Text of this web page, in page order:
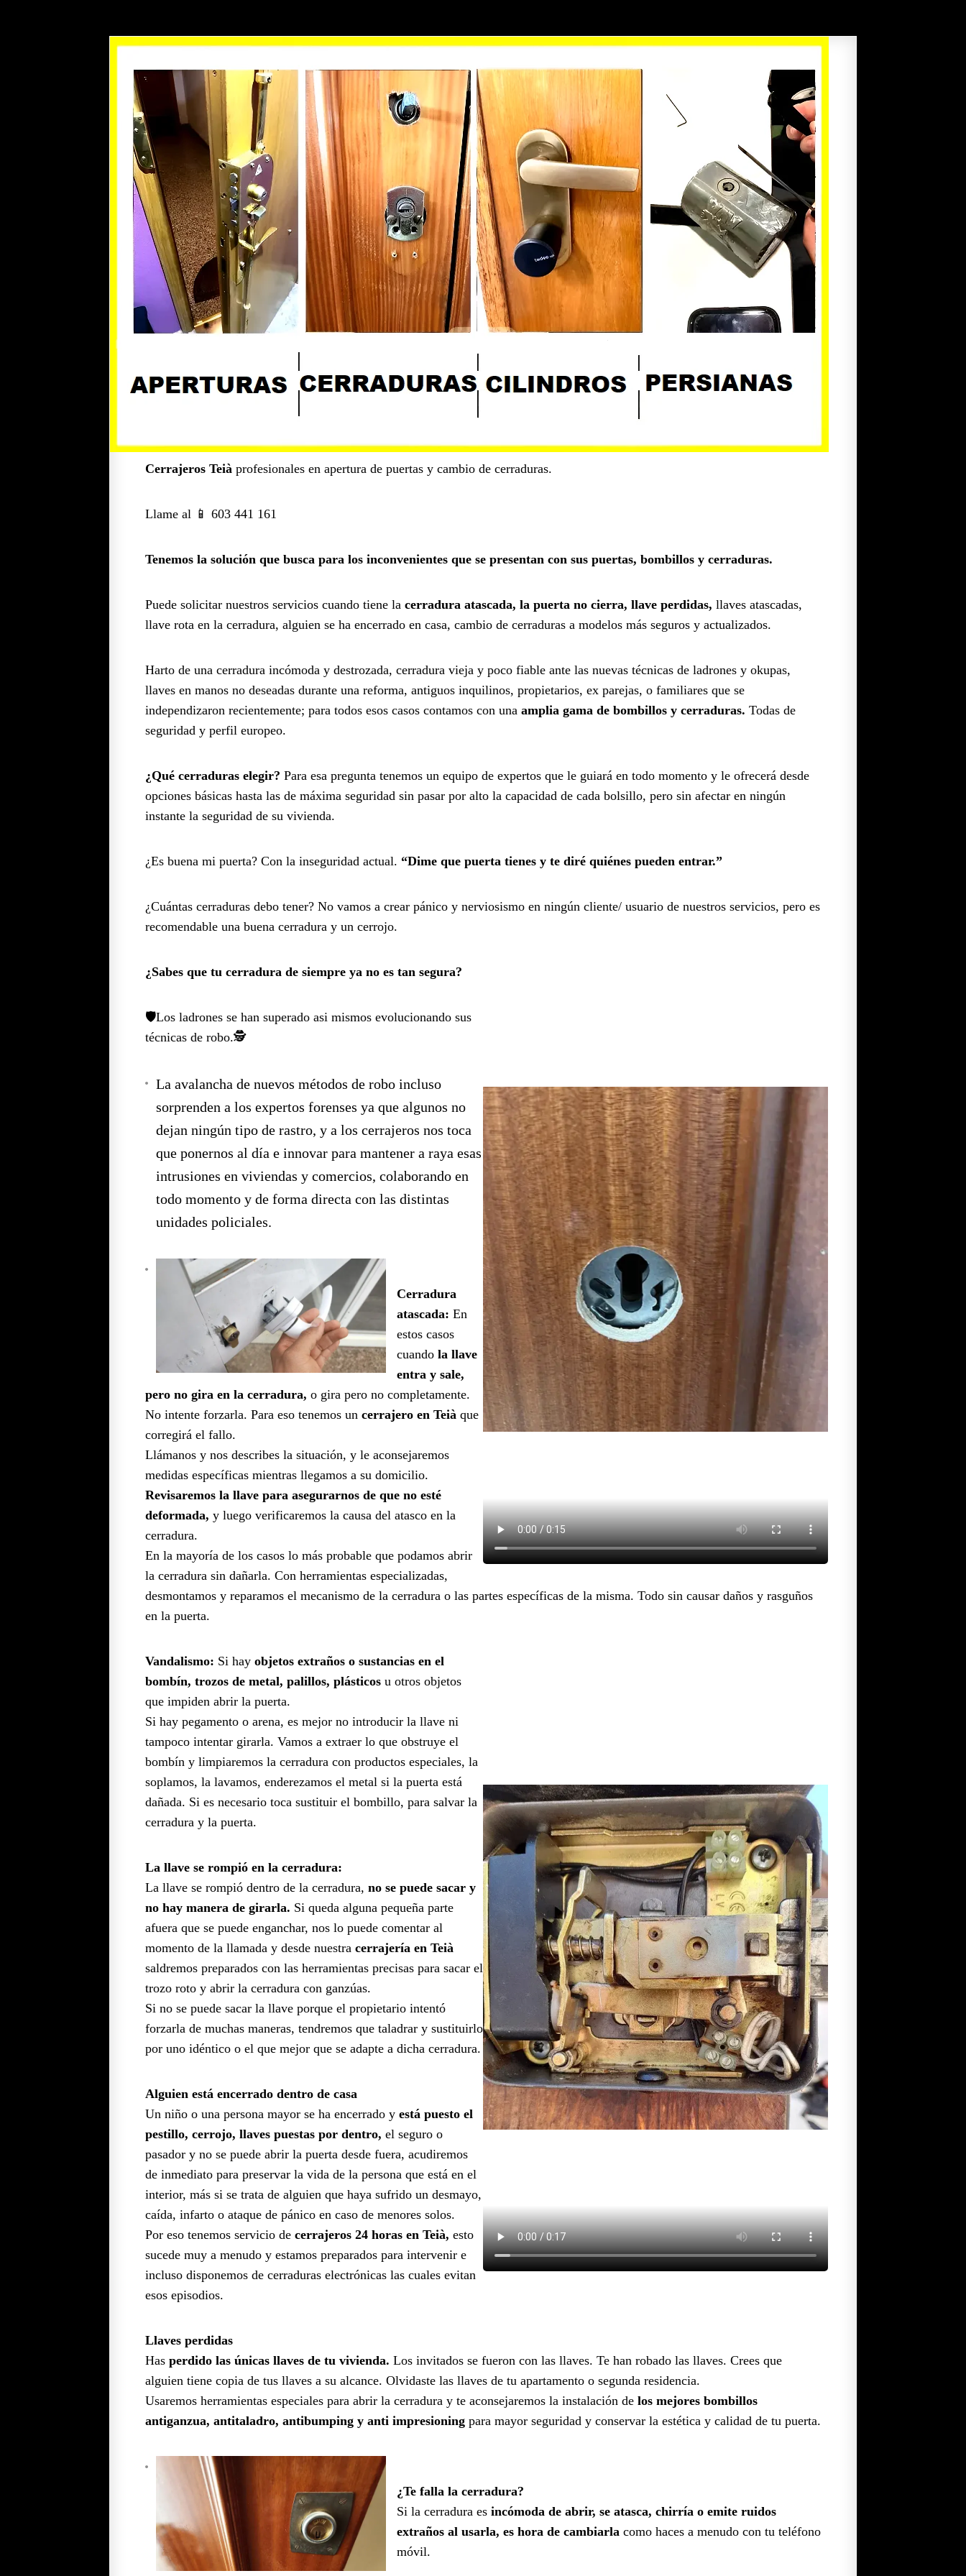
Cerrajeros Teià profesionales en apertura de puertas y cambio de cerraduras.
Llame al 📱 603 441 161
Tenemos la solución que busca para los inconvenientes que se presentan con sus puertas, bombillos y cerraduras.
Puede solicitar nuestros servicios cuando tiene la cerradura atascada, la puerta no cierra, llave perdidas, llaves atascadas,
llave rota en la cerradura, alguien se ha encerrado en casa, cambio de cerraduras a modelos más seguros y actualizados.
Harto de una cerradura incómoda y destrozada, cerradura vieja y poco fiable ante las nuevas técnicas de ladrones y okupas,
llaves en manos no deseadas durante una reforma, antiguos inquilinos, propietarios, ex parejas, o familiares que se
independizaron recientemente; para todos esos casos contamos con una amplia gama de bombillos y cerraduras. Todas de
seguridad y perfil europeo.
¿Qué cerraduras elegir? Para esa pregunta tenemos un equipo de expertos que le guiará en todo momento y le ofrecerá desde
opciones básicas hasta las de máxima seguridad sin pasar por alto la capacidad de cada bolsillo, pero sin afectar en ningún
instante la seguridad de su vivienda.
¿Es buena mi puerta? Con la inseguridad actual. “Dime que puerta tienes y te diré quiénes pueden entrar.”
¿Cuántas cerraduras debo tener? No vamos a crear pánico y nerviosismo en ningún cliente/ usuario de nuestros servicios, pero es
recomendable una buena cerradura y un cerrojo.
¿Sabes que tu cerradura de siempre ya no es tan segura?
🛡️Los ladrones se han superado asi mismos evolucionando sus
técnicas de robo.🕵️
La avalancha de nuevos métodos de robo incluso
sorprenden a los expertos forenses ya que algunos no
dejan ningún tipo de rastro, y a los cerrajeros nos toca
que ponernos al día e innovar para mantener a raya esas
intrusiones en viviendas y comercios, colaborando en
todo momento y de forma directa con las distintas
unidades policiales.
Cerradura
atascada: En
estos casos
cuando la llave
entra y sale,
pero no gira en la cerradura, o gira pero no completamente.
No intente forzarla. Para eso tenemos un cerrajero en Teià que
corregirá el fallo.
Llámanos y nos describes la situación, y le aconsejaremos
medidas específicas mientras llegamos a su domicilio.
Revisaremos la llave para asegurarnos de que no esté
deformada, y luego verificaremos la causa del atasco en la
cerradura.
En la mayoría de los casos lo más probable que podamos abrir
la cerradura sin dañarla. Con herramientas especializadas,
desmontamos y reparamos el mecanismo de la cerradura o las partes específicas de la misma. Todo sin causar daños y rasguños
en la puerta.
Vandalismo: Si hay objetos extraños o sustancias en el
bombín, trozos de metal, palillos, plásticos u otros objetos
que impiden abrir la puerta.
Si hay pegamento o arena, es mejor no introducir la llave ni
tampoco intentar girarla. Vamos a extraer lo que obstruye el
bombín y limpiaremos la cerradura con productos especiales, la
soplamos, la lavamos, enderezamos el metal si la puerta está
dañada. Si es necesario toca sustituir el bombillo, para salvar la
cerradura y la puerta.
La llave se rompió en la cerradura:
La llave se rompió dentro de la cerradura, no se puede sacar y
no hay manera de girarla. Si queda alguna pequeña parte
afuera que se puede enganchar, nos lo puede comentar al
momento de la llamada y desde nuestra cerrajería en Teià
saldremos preparados con las herramientas precisas para sacar el
trozo roto y abrir la cerradura con ganzúas.
Si no se puede sacar la llave porque el propietario intentó
forzarla de muchas maneras, tendremos que taladrar y sustituirlo
por uno idéntico o el que mejor que se adapte a dicha cerradura.
Alguien está encerrado dentro de casa
Un niño o una persona mayor se ha encerrado y está puesto el
pestillo, cerrojo, llaves puestas por dentro, el seguro o
pasador y no se puede abrir la puerta desde fuera, acudiremos
de inmediato para preservar la vida de la persona que está en el
interior, más si se trata de alguien que haya sufrido un desmayo,
caída, infarto o ataque de pánico en caso de menores solos.
Por eso tenemos servicio de cerrajeros 24 horas en Teià, esto
sucede muy a menudo y estamos preparados para intervenir e
incluso disponemos de cerraduras electrónicas las cuales evitan
esos episodios.
Llaves perdidas
Has perdido las únicas llaves de tu vivienda. Los invitados se fueron con las llaves. Te han robado las llaves. Crees que
alguien tiene copia de tus llaves a su alcance. Olvidaste las llaves de tu apartamento o segunda residencia.
Usaremos herramientas especiales para abrir la cerradura y te aconsejaremos la instalación de los mejores bombillos
antiganzua, antitaladro, antibumping y anti impresioning para mayor seguridad y conservar la estética y calidad de tu puerta.
¿Te falla la cerradura?
Si la cerradura es incómoda de abrir, se atasca, chirría o emite ruidos
extraños al usarla, es hora de cambiarla como haces a menudo con tu teléfono
móvil.